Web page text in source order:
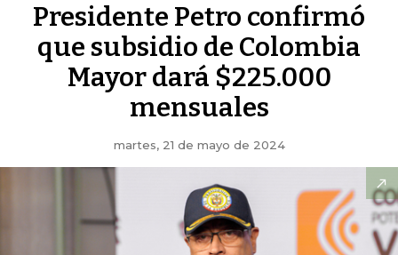
Presidente Petro confirmó
que subsidio de Colombia
Mayor dará $225.000
mensuales
martes, 21 de mayo de 2024